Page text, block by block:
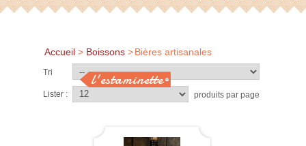
l'estaminette
Accueil > Boissons >Bières artisanales
Tri
Lister : produits par page